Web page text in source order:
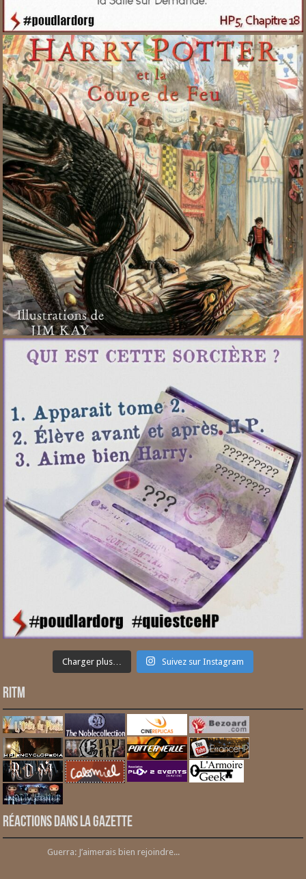
Charger plus… Suivez sur Instagram
RITM
Réactions dans la gazette
Guerra: J’aimerais bien rejoindre...